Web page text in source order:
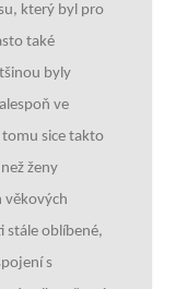
který byl pro
také
byly
ve
tomu sice takto
ženy
věkových
stále oblíbené,
s